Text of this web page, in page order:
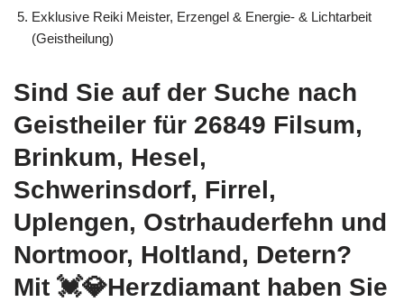
Exklusive Reiki Meister, Erzengel & Energie- & Lichtarbeit
(Geistheilung)
Sind Sie auf der Suche nach
Geistheiler für 26849 Filsum,
Brinkum, Hesel,
Schwerinsdorf, Firrel,
Uplengen, Ostrhauderfehn und
Nortmoor, Holtland, Detern?
Mit 💓️💎Herzdiamant haben Sie